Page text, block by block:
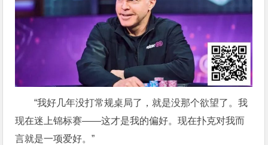
“我好几年没打常规桌局了，就是没那个欲望了。我
现在迷上锦标赛——这才是我的偏好。现在扑克对我而
言就是一项爱好。”